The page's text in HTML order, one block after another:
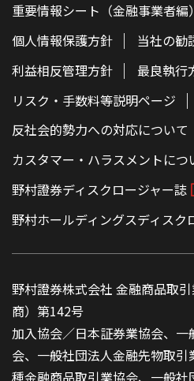
重要情報シート（金融事業者編）
個人情報保護方針
当社の勧
利益相反管理方針
最良執行
リスク・手数料等説明ページ
反社会的勢力への対応について
カスタマー・ハラスメントにつ
野村證券ディスクロージャー誌
野村ホールディングスディスク
野村證券株式会社 金融商品取
商）第142号
加入協会／日本証券業協会、
会、一般社団法人金融先物取